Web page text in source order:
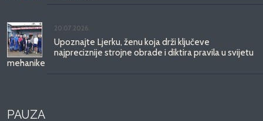
20.07.2026.
Upoznajte Ljerku, ženu koja drži ključeve
najpreciznije strojne obrade i diktira pravila u svijetu
mehanike
PAUZA